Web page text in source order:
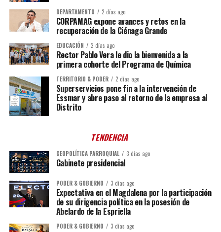
DEPARTAMENTO 2 días ago
CORPAMAG expone avances y retos en la
recuperación de la Ciénaga Grande
EDUCACIÓN 2 días ago
Rector Pablo Vera le dio la bienvenida a la
primera cohorte del Programa de Química
TERRITORIO & PODER 2 días ago
Superservicios pone fin a la intervención de
Essmar y abre paso al retorno de la empresa al
Distrito
TENDENCIA
GEOPOLÍTICA PARROQUIAL 3 días ago
Gabinete presidencial
PODER & GOBIERNO 3 días ago
Expectativa en el Magdalena por la participación
de su dirigencia política en la posesión de
Abelardo de la Espriella
PODER & GOBIERNO 3 días ago